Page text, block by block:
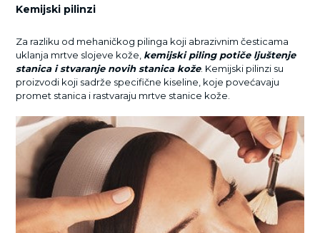
Kemijski pilinzi
Za razliku od mehaničkog pilinga koji abrazivnim česticama
uklanja mrtve slojeve kože, kemijski piling potiče ljuštenje
stanica i stvaranje novih stanica kože. Kemijski pilinzi su
proizvodi koji sadrže specifične kiseline, koje povećavaju
promet stanica i rastvaraju mrtve stanice kože.